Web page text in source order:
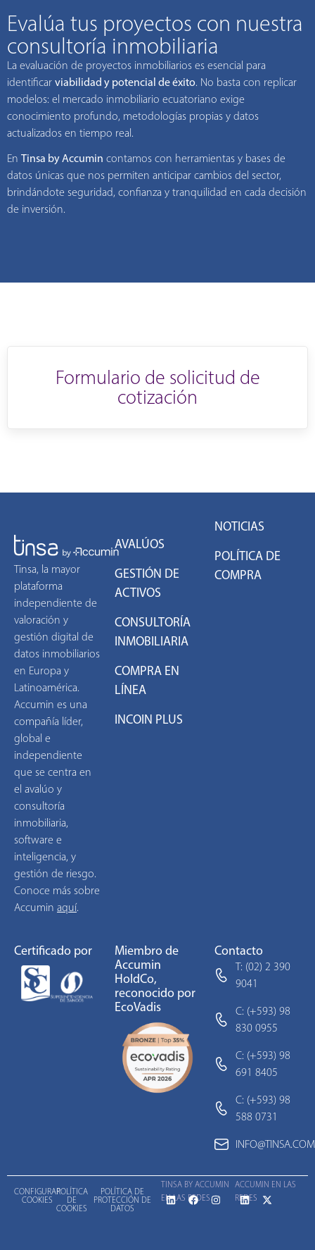
Evalúa tus proyectos con nuestra
consultoría inmobiliaria
La evaluación de proyectos inmobiliarios es esencial para
identificar viabilidad y potencial de éxito. No basta con replicar
modelos: el mercado inmobiliario ecuatoriano exige
conocimiento profundo, metodologías propias y datos
actualizados en tiempo real.
En Tinsa by Accumin contamos con herramientas y bases de
datos únicas que nos permiten anticipar cambios del sector,
brindándote seguridad, confianza y tranquilidad en cada decisión
de inversión.
Formulario de solicitud de
cotización
Tinsa, la mayor
plataforma
independiente de
valoración y
gestión digital de
datos inmobiliarios
en Europa y
Latinoamérica.
Accumin es una
compañía líder,
global e
independiente
que se centra en
el avalúo y
consultoría
inmobiliaria,
software e
inteligencia, y
gestión de riesgo.
Conoce más sobre
Accumin aquí.
AVALÚOS
GESTIÓN DE
ACTIVOS
CONSULTORÍA
INMOBILIARIA
COMPRA EN
LÍNEA
INCOIN PLUS
NOTICIAS
POLÍTICA DE
COMPRA
Certificado por
Miembro de
Accumin
HoldCo,
reconocido por
EcoVadis
Contacto
T: (02) 2 390
9041
C: (+593) 98
830 0955
C: (+593) 98
691 8405
C: (+593) 98
588 0731
CONFIGURAR
COOKIES
POLÍTICA
DE
COOKIES
POLÍTICA DE
PROTECCIÓN DE
DATOS
TINSA BY ACCUMIN
EN LAS REDES
ACCUMIN EN LAS
REDES